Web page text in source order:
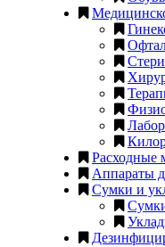
Расходные
Аппараты
Сумки и